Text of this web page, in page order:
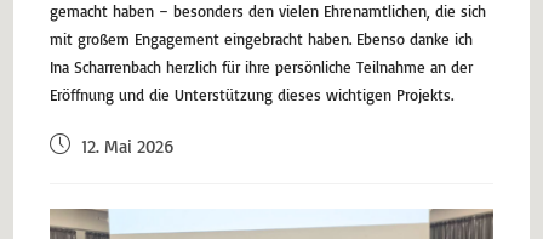
gemacht haben – besonders den vielen Ehrenamtlichen, die sich
mit großem Engagement eingebracht haben. Ebenso danke ich
Ina Scharrenbach herzlich für ihre persönliche Teilnahme an der
Eröffnung und die Unterstützung dieses wichtigen Projekts.
12. Mai 2026